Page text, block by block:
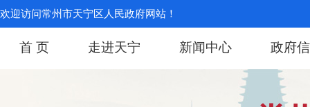
欢迎访问常州市天宁区人民政府网站！
首 页 走进天宁 新闻中心 政府